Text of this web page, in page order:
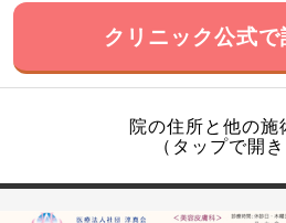
クリニック公式
院の住所と他の
（タップで開き